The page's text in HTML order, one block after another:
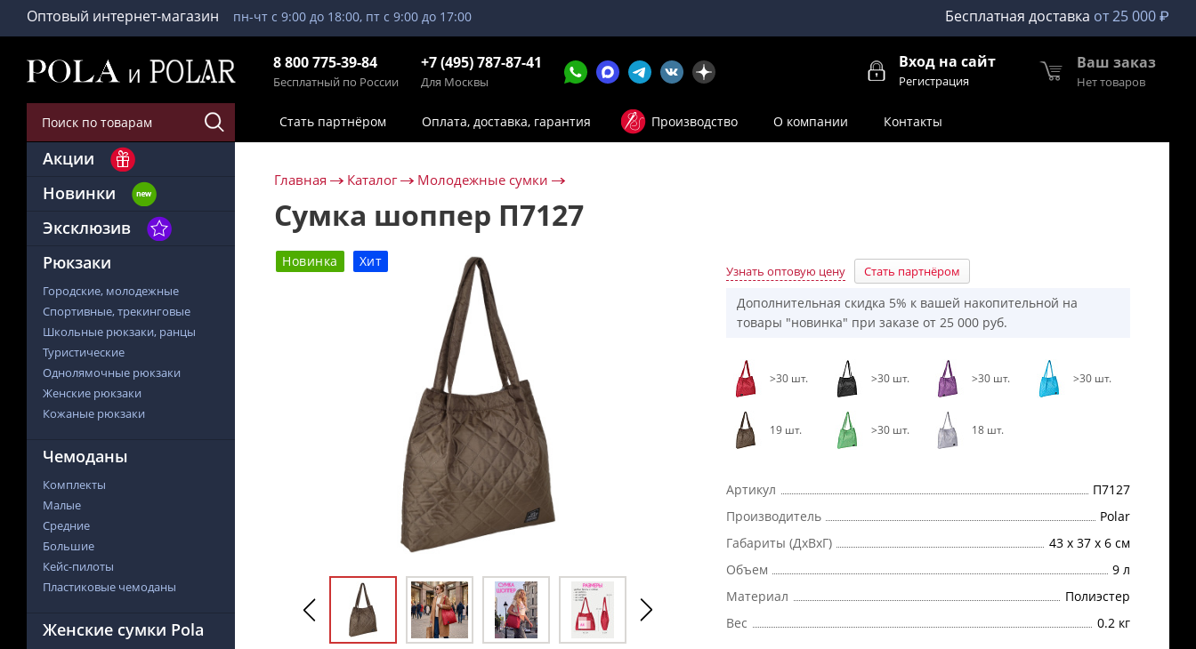
Оптовый интернет-магазин пн-чт с 9:00 до 18:00, пт с 9:00 до 17:00 Бесплатная доставка от 25 000 ₽
8 800 775-39-84
Бесплатный по России
+7 (495) 787-87-41
Для Москвы
Вход на сайт
Регистрация
Ваш заказ
Нет товаров
Стать партнёром Оплата, доставка, гарантия Производство О компании Контакты
Акции
Новинки
Эксклюзив
Рюкзаки
Городские, молодежные
Спортивные, трекинговые
Школьные рюкзаки, ранцы
Туристические
Однолямочные рюкзаки
Женские рюкзаки
Кожаные рюкзаки
Чемоданы
Комплекты
Малые
Средние
Большие
Кейс-пилоты
Пластиковые чемоданы
Женские сумки Pola
Главная Каталог Молодежные сумки
Сумка шоппер П7127
Новинка Хит
Узнать оптовую цену Стать партнёром
Дополнительная скидка 5% к вашей накопительной на
товары "новинка" при заказе от 25 000 руб.
>30 шт. >30 шт. >30 шт. >30 шт.
19 шт. >30 шт. 18 шт.
Артикул
П7127
Производитель
Polar
Габариты (ДхВхГ)
43 х 37 х 6 см
Объем
9 л
Материал
Полиэстер
Вес
0.2 кг